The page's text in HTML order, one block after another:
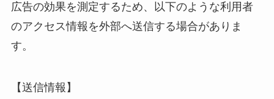
広告の効果を測定するため、以下のような利用者
のアクセス情報を外部へ送信する場合がありま
す。
【送信情報】